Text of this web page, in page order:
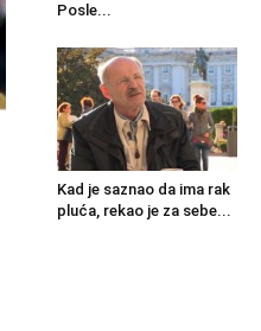
Posle...
Kad je saznao da ima rak
pluća, rekao je za sebe...